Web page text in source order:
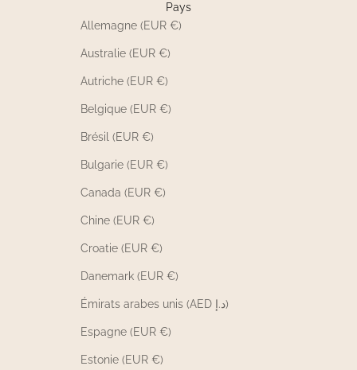
Pays
Allemagne (EUR €)
Australie (EUR €)
Autriche (EUR €)
Belgique (EUR €)
Brésil (EUR €)
Bulgarie (EUR €)
Canada (EUR €)
Chine (EUR €)
Croatie (EUR €)
Danemark (EUR €)
Émirats arabes unis (AED د.إ)
Espagne (EUR €)
Estonie (EUR €)